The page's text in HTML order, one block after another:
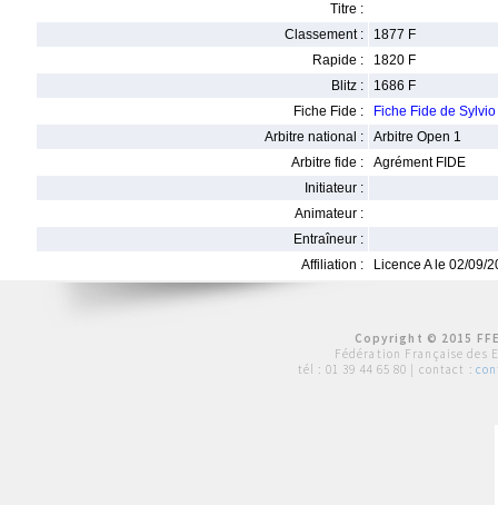
Titre :
Classement :
1877 F
Rapide :
1820 F
Blitz :
1686 F
Fiche Fide :
Fiche Fide de
Arbitre national :
Arbitre Open 1
Arbitre fide :
Agrément FIDE
Initiateur :
Animateur :
Entraîneur :
Affiliation :
Licence A le 02/09/
Copyright © 2015
Fédération Française des
tél : 01 39 44 65 80 | contact :